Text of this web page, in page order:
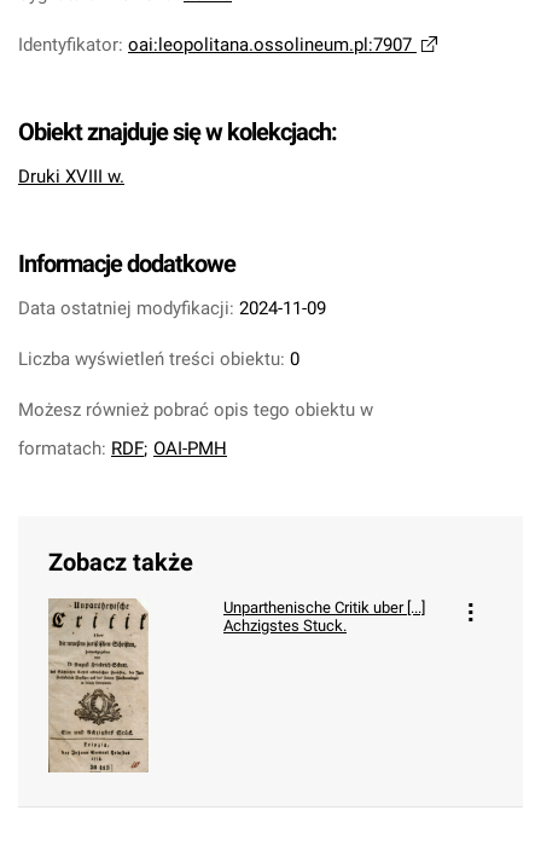
Identyfikator: oai:leopolitana.ossolineum.pl:7907
Obiekt znajduje się w kolekcjach:
Druki XVIII w.
Informacje dodatkowe
Data ostatniej modyfikacji: 2024-11-09
Liczba wyświetleń treści obiektu: 0
Możesz również pobrać opis tego obiektu w
formatach: RDF; OAI-PMH
Zobacz także
Unparthenische Critik uber [...]
Achzigstes Stuck.